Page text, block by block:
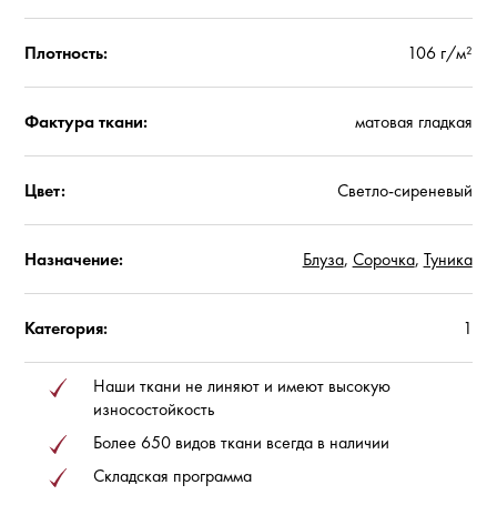
Плотность: 106 г/м²
Фактура ткани: матовая гладкая
Цвет: Светло-сиреневый
Назначение: Блуза, Сорочка, Туника
Категория: 1
Наши ткани не линяют и имеют высокую
износостойкость
Более 650 видов ткани всегда в наличии
Складская программа